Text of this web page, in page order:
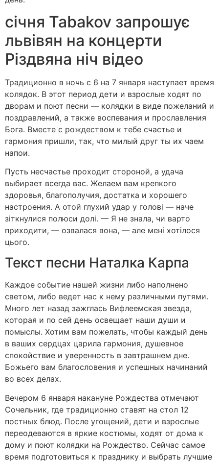
січня Tabakov запрошує
львівян на концерти
Різдвяна ніч відео
Традиционно в ночь с 6 на 7 января наступает время
колядок. В этот период дети и взрослые ходят по
дворам и поют песни — колядки в виде пожеланий и
поздравлений, а также воспевания и прославления
Бога. Вместе с рождеством к тебе счастье и
гармония пришли, так, что милый друг ты их чаем
напои.
Пусть несчастье проходит стороной, а удача
выбирает всегда вас. Желаем вам крепкого
здоровья, благополучия, достатка и хорошего
настроения. А отой глухий удар у голові — наче
зіткнулися полюси долі. — Я не знала, чи варто
приходити, — озвалася вона, — але мені хотілося
цього.
Текст песни Наталка Карпа
Каждое событие нашей жизни либо наполнено
светом, либо ведет нас к нему различными путями.
Много лет назад зажглась Вифлеемская звезда,
которая и по сей день освещает наши души и
помыслы. Хотим вам пожелать, чтобы каждый день
в ваших сердцах царила гармония, душевное
спокойствие и уверенность в завтрашнем дне.
Божьего вам благословения и успешных начинаний
во всех делах.
Вечером 6 января накануне Рождества отмечают
Сочельник, где традиционно ставят на стол 12
постных блюд. После угощений, дети и взрослые
переодеваются в яркие костюмы, ходят от дома к
дому и поют колядки на Рождество. Сейчас самое
время подготовиться к празднику и выбрать лучшие